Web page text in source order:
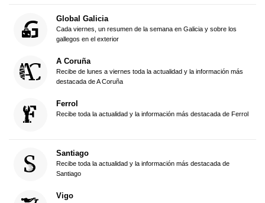
Global Galicia
Cada viernes, un resumen de la semana en Galicia y sobre los
gallegos en el exterior
A Coruña
Recibe de lunes a viernes toda la actualidad y la información más
destacada de A Coruña
Ferrol
Recibe toda la actualidad y la información más destacada de Ferrol
Santiago
Recibe toda la actualidad y la información más destacada de
Santiago
Vigo